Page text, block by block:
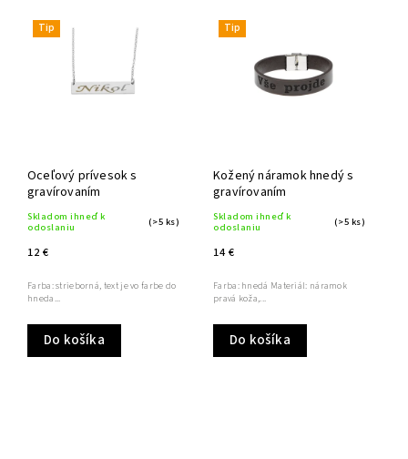
Abecedne
Tip
Oceľový prívesok s
gravírovaním
Skladom ihneď k
odoslaniu
(>5 ks)
12 €
Do košíka
Farba: strieborná, text je vo farbe do
hneda...
Tip
Kožený náramok hnedý s
gravírovaním
Skladom ihneď k
odoslaniu
(>5 ks)
14 €
Do košíka
Farba: hnedá Materiál: náramok
pravá koža,...